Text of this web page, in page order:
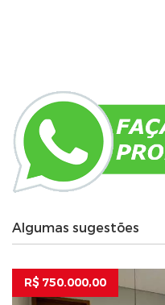
Algumas sugestões
R$ 750.000,00